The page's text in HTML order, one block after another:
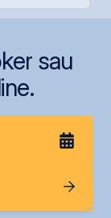
sau